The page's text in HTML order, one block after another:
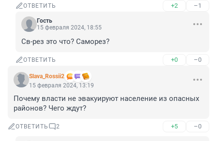
ОТВЕТИТЬ +2 –1
Гость
15 февраля 2024, 18:55
Св-рез это что? Саморез?
ОТВЕТИТЬ +0 –0
Slava_Rossii2
15 февраля 2024, 13:19
Почему власти не эвакуируют население из опасных
районов? Чего ждут?
ОТВЕТИТЬ 2 +5 –0